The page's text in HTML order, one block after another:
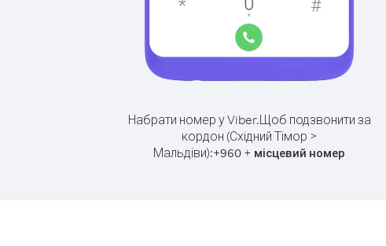
Набрати номер у Viber.Щоб подзвонити за
кордон (Східний Тімор >
Мальдіви):+960 + місцевий номер